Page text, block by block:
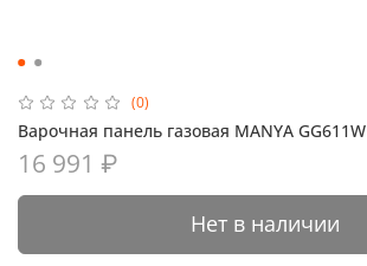
(0)
Варочная панель газовая MANYA GG611W
16 991 ₽
Нет в наличии